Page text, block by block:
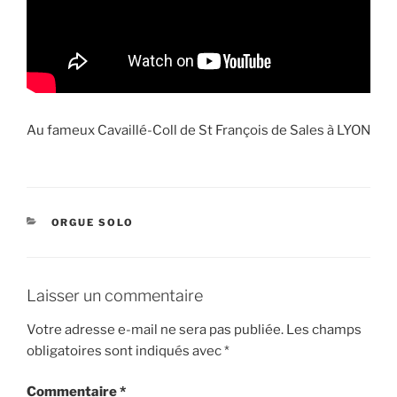
Au fameux Cavaillé-Coll de St François de Sales à LYON
CATÉGORIES
ORGUE SOLO
Laisser un commentaire
Votre adresse e-mail ne sera pas publiée. Les champs
obligatoires sont indiqués avec*
Commentaire*